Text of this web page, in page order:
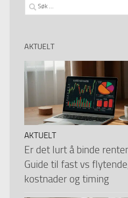
Søk
etter:
AKTUELT
AKTUELT
Er det lurt å binde
Guide til fast vs
kostnader og timing